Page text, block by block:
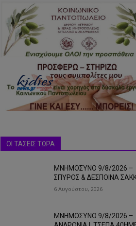
ΟΙ ΤΑΣΕΙΣ ΤΩΡΑ
ΜΝΗΜΟΣΥΝΟ 9/8/2026 –
ΣΠΥΡΟΣ & ΔΕΣΠΟΙΝΑ
6 Αυγούστου, 2026
ΜΝΗΜΟΣΥΝΟ 9/8/2026 –